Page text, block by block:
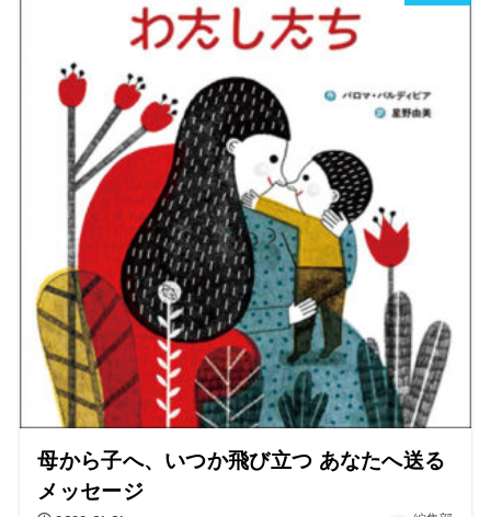
母から子へ、いつか飛び立つ あなたへ送る
メッセージ